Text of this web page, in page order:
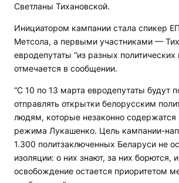
Светланы Тихановской.
Инициатором кампании стала спикер
Метсола, а первыми участниками —
евродепутаты “из разных политических
отмечается в сообщении.
“С 10 по 13 марта евродепутаты будут
отправлять открытки белорусским
людям, которые незаконно
режима Лукашенко. Цель кампании-
1.300 политзаключенных Беларуси не
изоляции: о них знают, за них борются,
освобождение остается приоритетом